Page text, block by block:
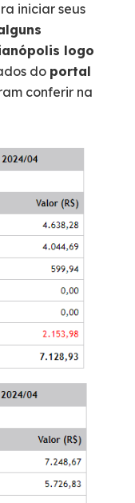
R$
7.091,26
iniciar seus
logo
do portal
conferir na